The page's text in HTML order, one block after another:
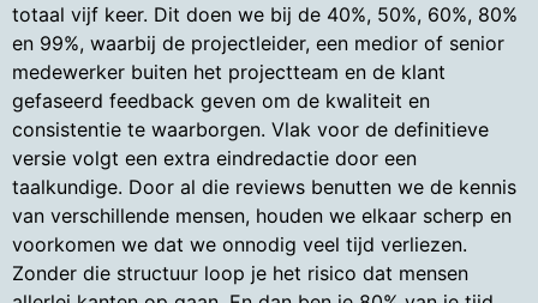
totaal vijf keer. Dit doen we bij de 40%, 50%, 60%, 80%
en 99%, waarbij de projectleider, een medior of senior
medewerker buiten het projectteam en de klant
gefaseerd feedback geven om de kwaliteit en
consistentie te waarborgen. Vlak voor de definitieve
versie volgt een extra eindredactie door een
taalkundige. Door al die reviews benutten we de kennis
van verschillende mensen, houden we elkaar scherp en
voorkomen we dat we onnodig veel tijd verliezen.
Zonder die structuur loop je het risico dat mensen